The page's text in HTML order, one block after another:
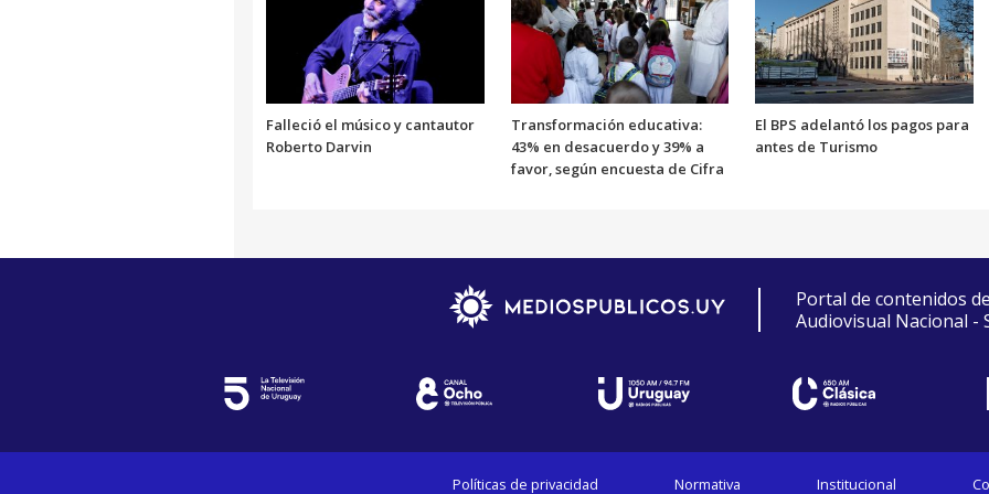
Falleció el músico y cantautor
Roberto Darvin
Transformación educativa:
43% en desacuerdo y 39% a
favor, según encuesta de Cifra
El BPS adelantó los pagos para
antes de Turismo
Portal de contenidos
Audiovisual Nacional -
Políticas de privacidad Normativa Institucional